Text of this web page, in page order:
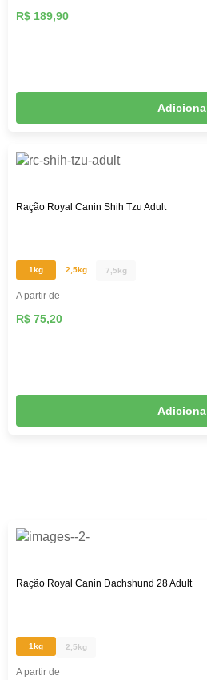
R$ 189,90
Ração Royal Canin Shih Tzu Adult
1kg 2,5kg 7,5kg
A partir de
R$ 75,20
Ração Royal Canin Dachshund 28 Adult
1kg 2,5kg
A partir de